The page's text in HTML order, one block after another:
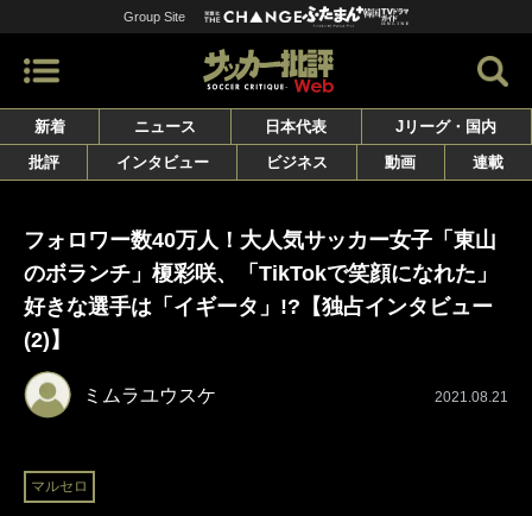
Group Site
新着 ニュース 日本代表
Jリーグ・国内
批評
インタビュー ビジネス 動画 連載
フォロワー数40万人！大人気サッカー女子「東山
のボランチ」榎彩咲、「TikTokで笑顔になれた」
好きな選手は「イギータ」!?【独占インタビュー
(2)】
ミムラユウスケ 2021.08.21
マルセロ